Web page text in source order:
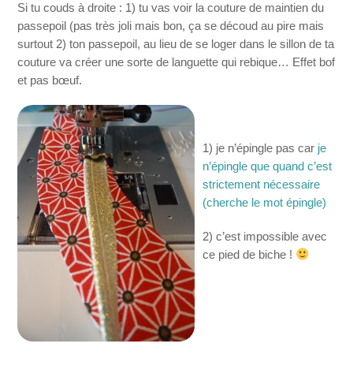
Si tu couds à droite : 1) tu vas voir la couture de maintien du
passepoil (pas très joli mais bon, ça se découd au pire mais
surtout 2) ton passepoil, au lieu de se loger dans le sillon de ta
couture va créer une sorte de languette qui rebique… Effet bof
et pas bœuf.
1) je n’épingle pas car je
n’épingle que quand c’est
strictement nécessaire
(cherche le mot épingle)
2) c’est impossible avec
ce pied de biche !